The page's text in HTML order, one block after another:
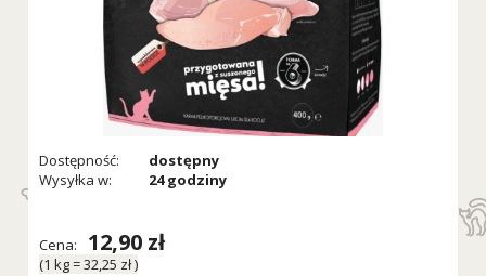
Dostępność:
dostępny
Wysyłka w:
24 godziny
Cena: 12,90 zł
(1 kg=32,25 zł)